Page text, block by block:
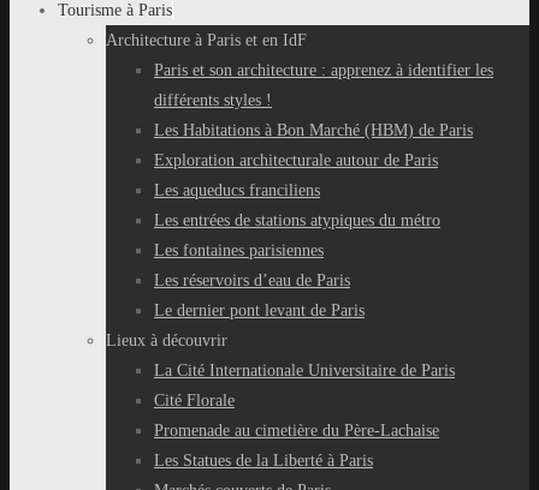
Tourisme à Paris
Architecture à Paris et en IdF
Paris et son architecture : apprenez à identifier les
différents styles !
Les Habitations à Bon Marché (HBM) de Paris
Exploration architecturale autour de Paris
Les aqueducs franciliens
Les entrées de stations atypiques du métro
Les fontaines parisiennes
Les réservoirs d’eau de Paris
Le dernier pont levant de Paris
Lieux à découvrir
La Cité Internationale Universitaire de Paris
Cité Florale
Promenade au cimetière du Père-Lachaise
Les Statues de la Liberté à Paris